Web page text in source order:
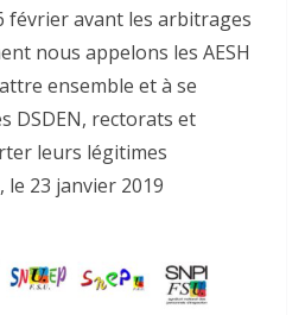
février avant les arbitrages
nous appelons les AESH
ensemble et à se
DSDEN, rectorats et
leurs légitimes
le 23 janvier 2019